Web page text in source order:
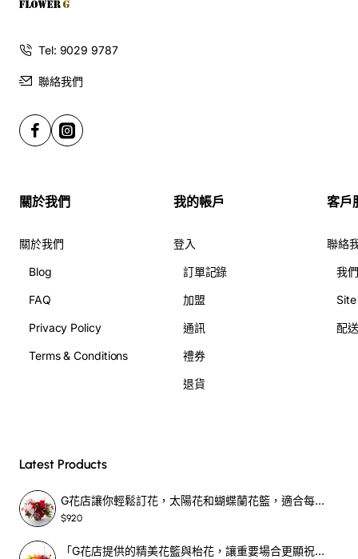
Tel: 9029 9787
聯絡我們
關於我們
關於我們
Blog
FAQ
Privacy Policy
Terms & Conditions
我的帳戶
登入
訂單記錄
加盟
通訊
禮券
退貨
客戶
聯絡
我
配
Latest Products
G花店讓你輕鬆訂花，太陽花和蝴蝶蘭花籃，適合每個重要時刻！-SF390
$920
「G花店提供的精美花籃與枱花，讓重要場合更顯祝賀與喜悅，適合各種用場！」-SF398